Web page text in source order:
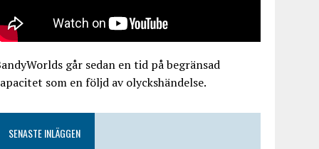
går sedan en tid på begränsad
som en följd av olyckshändelse.
SENASTE INLÄGGEN